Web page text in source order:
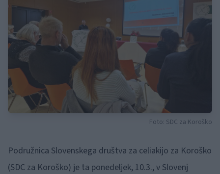
Foto: SDC za Koroško
Podružnica Slovenskega društva za celiakijo za Koroško
(SDC za Koroško) je ta ponedeljek, 10.3., v Slovenj